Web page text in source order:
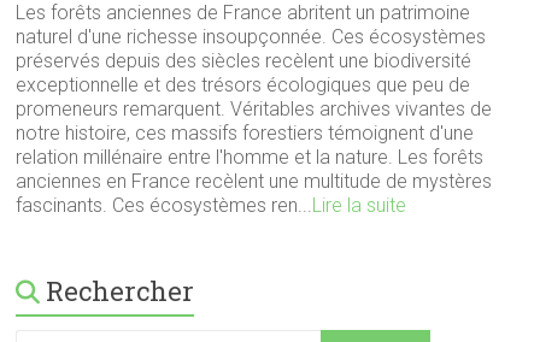
Les forêts anciennes de France abritent un patrimoine
naturel d'une richesse insoupçonnée. Ces écosystèmes
préservés depuis des siècles recèlent une biodiversité
exceptionnelle et des trésors écologiques que peu de
promeneurs remarquent. Véritables archives vivantes de
notre histoire, ces massifs forestiers témoignent d'une
relation millénaire entre l'homme et la nature. Les forêts
anciennes en France recèlent une multitude de mystères
fascinants. Ces écosystèmes ren...Lire la suite
Rechercher